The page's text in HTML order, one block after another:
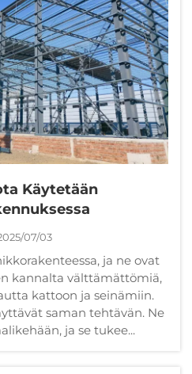
Käytetään
07/03
ja ne ovat
kannalta välttämättömiä,
kattoon ja seinämiin.
saman tehtävän. Ne
ja se tukee...